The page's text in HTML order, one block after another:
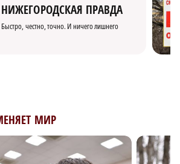
НИЖЕГОРОДСКАЯ ПРАВДА
Быстро, честно, точно. И ничего лишнего
МИР